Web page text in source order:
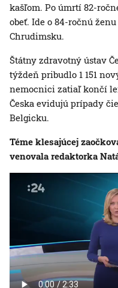
kašľom. Po úmrtí 82-
obeť. Ide o 84-ročnú
Chrudimsku.
Štátny zdravotný ústav
týždeň pribudlo 1 151
nemocnici zatiaľ končí
Česka evidujú prípady
Belgicku.
Téme klesajúcej
venovala redaktorka